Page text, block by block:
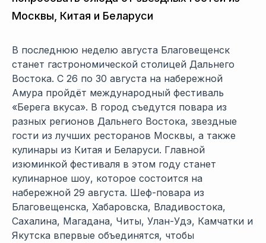
Москвы, Китая и Беларуси
В последнюю неделю августа Благовещенск
станет гастрономической столицей Дальнего
Востока. С 26 по 30 августа на набережной
Амура пройдёт международный фестиваль
«Берега вкуса». В город съедутся повара из
разных регионов Дальнего Востока, звездные
гости из лучших ресторанов Москвы, а также
кулинары из Китая и Беларуси. Главной
изюминкой фестиваля в этом году станет
кулинарное шоу, которое состоится на
набережной 29 августа. Шеф-повара из
Благовещенска, Хабаровска, Владивостока,
Сахалина, Магадана, Читы, Улан-Удэ, Камчатки и
Якутска впервые объединятся, чтобы